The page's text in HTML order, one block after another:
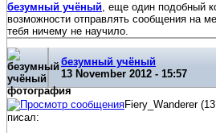
безумный учёный, еще один подобный
возможности отправлять сообщения на
тебя ничему не научило.
безумный учёный
13 November 2012 - 15:57
Fiery_Wanderer
писал: